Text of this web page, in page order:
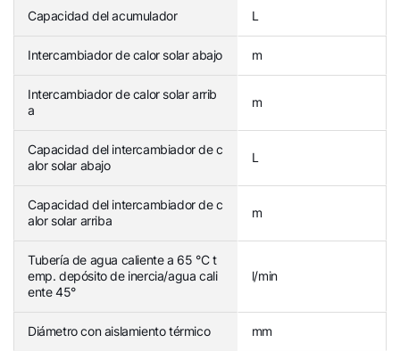
Capacidad del acumulador L
Intercambiador de calor solar abajo m
Intercambiador de calor solar arrib
a
m
Capacidad del intercambiador de c
alor solar abajo
L
Capacidad del intercambiador de c
alor solar arriba
m
Tubería de agua caliente a 65 °C t
emp. depósito de inercia/agua cali
ente 45°
l/min
Diámetro con aislamiento térmico mm